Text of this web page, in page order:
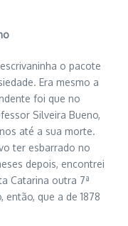
o pacote
Era mesmo a
foi que no
Silveira Bueno,
até a sua morte.
ter esbarrado no
depois, encontrei
Catarina outra 7ª
então, que a de 1878